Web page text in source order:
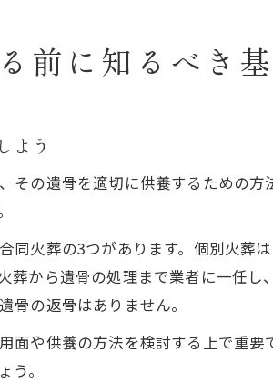
火葬費用や供養法の違いを徹底
ペット火葬費用の内訳と相
立会火葬や一任火葬のメリ
迷いがちな遺骨の自宅保管は大
ペット火葬後の遺骨を自宅
遺骨の自宅保管は良くない
遺骨の湿気やカビ対策で安
前に知るべき
よう
その遺骨を適切に供養するための
同火葬の3つがあります。個別火葬
葬から遺骨の処理まで業者に一任
骨の返骨はありません。
面や供養の方法を検討する上で重
。